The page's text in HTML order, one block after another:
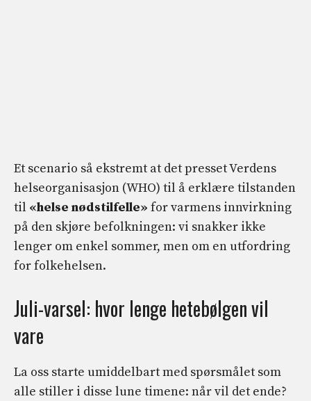
Et scenario så ekstremt at det presset Verdens
helseorganisasjon (WHO) til å erklære tilstanden
til «helse nødstilfelle» for varmens innvirkning
på den skjøre befolkningen: vi snakker ikke
lenger om enkel sommer, men om en utfordring
for folkehelsen.
Juli-varsel: hvor lenge hetebølgen vil
vare
La oss starte umiddelbart med spørsmålet som
alle stiller i disse lune timene: når vil det ende?